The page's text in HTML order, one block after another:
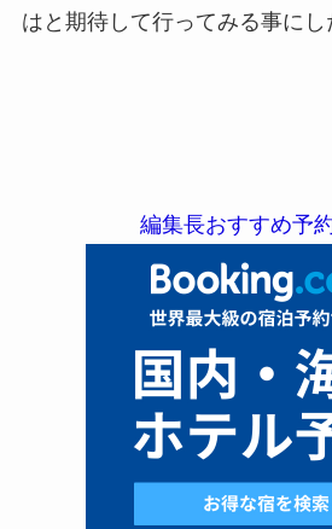
はと期待して行ってみる事にし
編集長おすすめ予